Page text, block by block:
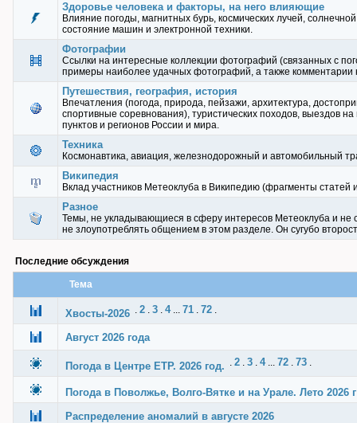
Здоровье человека и факторы, на него влияющие
Влияние погоды, магнитных бурь, космических лучей,
состояние машин и электронной техники.
Фотографии
Ссылки на интересные коллекции фотографий (связанных с
примеры наиболее удачных фотографий, а также комментарии
Путешествия, география, история
Впечатления (погода, природа, пейзажи, архитектура,
спортивные соревнования), туристических походов, выездов
пунктов и регионов России и мира.
Техника
Космонавтика, авиация, железнодорожный и автомобильный
Википедия
Вклад участников Метеоклуба в Википедию (фрагменты статей
Разное
Темы, не укладывающиеся в сферу интересов Метеоклуба и
не злоупотреблять общением в этом разделе. Он сугубо
Последние обсуждения
Тема
Хвосты-2026 . 2 . 3 . 4... 71 . 72 .
Август 2026 года
Погода в Центре ЕТР. 2026 год. . 2 . 3 . 4... 72 . 73 .
Погода в Поволжье, Волго-Вятке и на Урале. Лето 2026 г
Распределение аномалий в августе 2026